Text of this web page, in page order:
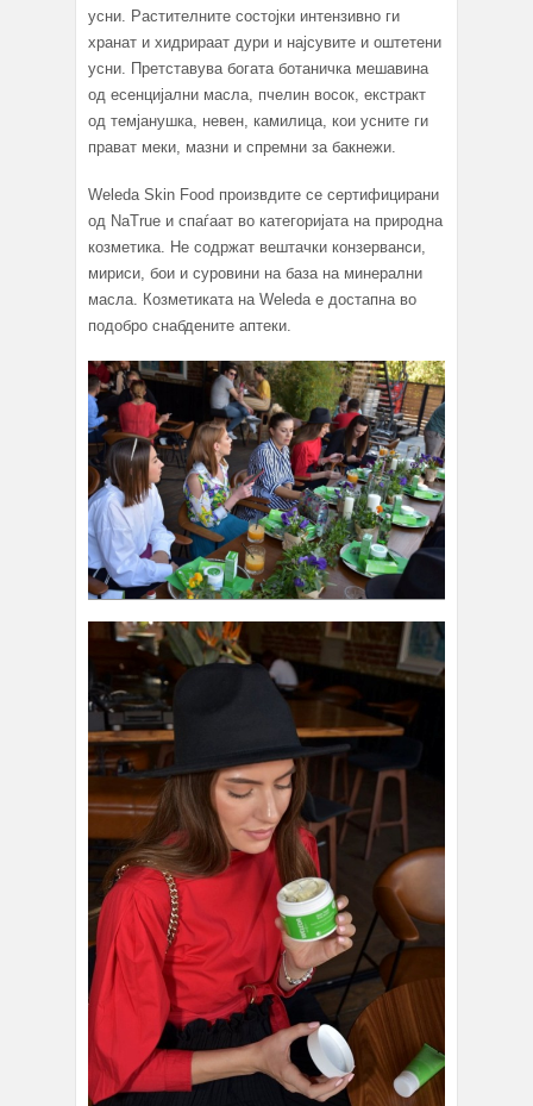
усни. Растителните состојки интензивно ги
хранат и хидрираат дури и најсувите и оштетени
усни. Претставува богата ботаничка мешавина
од есенцијални масла, пчелин восок, екстракт
од темјанушка, невен, камилица, кои усните ги
прават меки, мазни и спремни за бакнежи.
Weleda Skin Food произвдите се сертифицирани
од NaTrue и спаѓаат во категоријата на природна
козметика. Не содржат вештачки конзерванси,
мириси, бои и суровини на база на минерални
масла. Козметиката на Weleda е достапна во
подобро снабдените аптеки.